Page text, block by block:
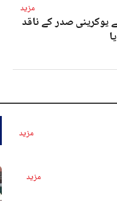
مزید
یوکرینی صدر کے ناقد
مزید
مزید